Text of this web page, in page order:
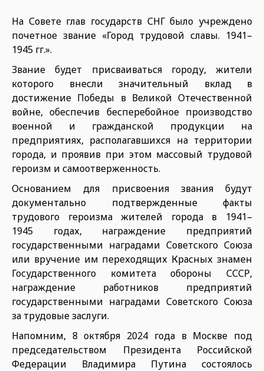
На Совете глав государств СНГ было учреждено
почетное звание «Город трудовой славы. 1941–
1945 гг.».
Звание будет присваиваться городу, жители
которого внесли значительный вклад в
достижение Победы в Великой Отечественной
войне, обеспечив бесперебойное производство
военной и гражданской продукции на
предприятиях, располагавшихся на территории
города, и проявив при этом массовый трудовой
героизм и самоотверженность.
Основанием для присвоения звания будут
документально подтвержденные факты
трудового героизма жителей города в 1941–
1945 годах, награждение предприятий
государственными наградами Советского Союза
или вручение им переходящих Красных знамен
Государственного комитета обороны СССР,
награждение работников предприятий
государственными наградами Советского Союза
за трудовые заслуги.
Напомним, 8 октября 2024 года в Москве под
председательством Президента Российской
Федерации Владимира Путина состоялось